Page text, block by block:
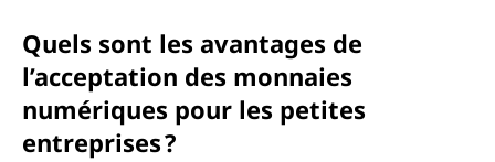
Quels sont les avantages de
l’acceptation des monnaies
numériques pour les petites
entreprises ?